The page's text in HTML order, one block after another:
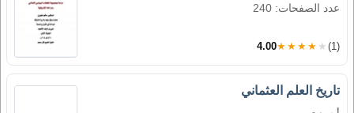
عدد الصفحات: 240
4.00★★★★★ (1)
تاريخ العلم العثماني